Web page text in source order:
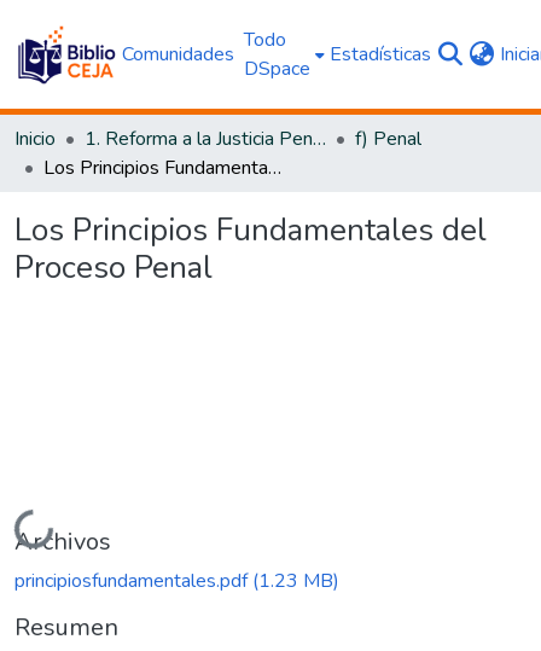
Comunidades
Todo
DSpace
Estadísticas
Inicio 1. Reforma a la Justicia Penal
f) Penal
Los Principios Fundamentales del Proceso Penal
Los Principios Fundamentales del
Proceso Penal
Cargando...
Archivos
principiosfundamentales.pdf(1.23 MB)
Resumen